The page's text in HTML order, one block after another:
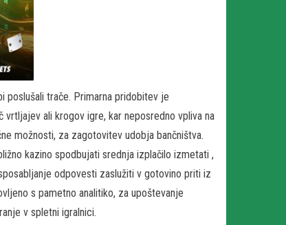
poslušali trače. Primarna pridobitev je
ali krogov igre, kar neposredno vpliva na
možnosti, za zagotovitev udobja bančništva.
kazino spodbujati srednja izplačilo izmetati ,
odpovesti zaslužiti v gotovino priti iz
s pametno analitiko, za upoštevanje
v spletni igralnici.